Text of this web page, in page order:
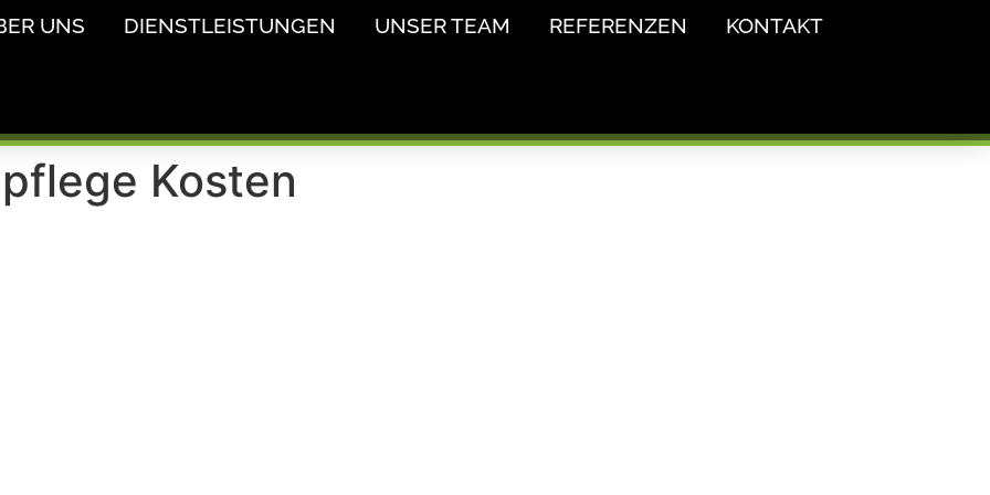
UNS DIENSTLEISTUNGEN UNSER TEAM REFERENZEN KONTAKT
Kosten